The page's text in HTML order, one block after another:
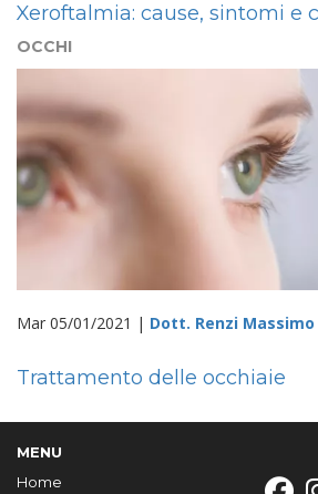
Xeroftalmia: cause, sintomi e
OCCHI
Mar 05/01/2021 | Dott. Renzi Massimo
Trattamento delle occhiaie
MENU
Home